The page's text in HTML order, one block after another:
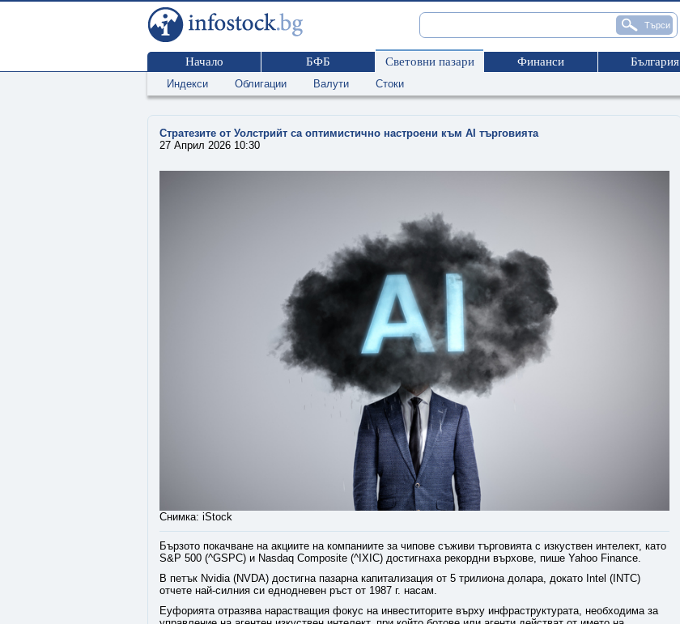
Начало БФБ Световни пазари Финанси България
Индекси Облигации Валути Стоки
Стратезите от Уолстрийт са оптимистично настроени към AI търговията
27 Април 2026 10:30
Снимка: iStock
Бързото покачване на акциите на компаниите за чипове съживи търговията с изкуствен интелект, като
S&P 500 (^GSPC) и Nasdaq Composite (^IXIC) достигнаха рекордни върхове, пише Yahoo Finance.
В петък Nvidia (NVDA) достигна пазарна капитализация от 5 трилиона долара, докато Intel (INTC)
отчете най-силния си еднодневен ръст от 1987 г. насам.
Еуфорията отразява нарастващия фокус на инвеститорите върху инфраструктурата, необходима за